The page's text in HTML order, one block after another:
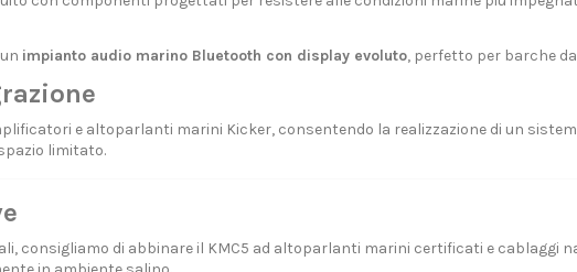
impianto audio marino Bluetooth con display evoluto, perfetto per barche
e altoparlanti marini Kicker, consentendo la realizzazione di un
limitato.
consigliamo di abbinare il KMC5 ad altoparlanti marini certificati e cablaggi